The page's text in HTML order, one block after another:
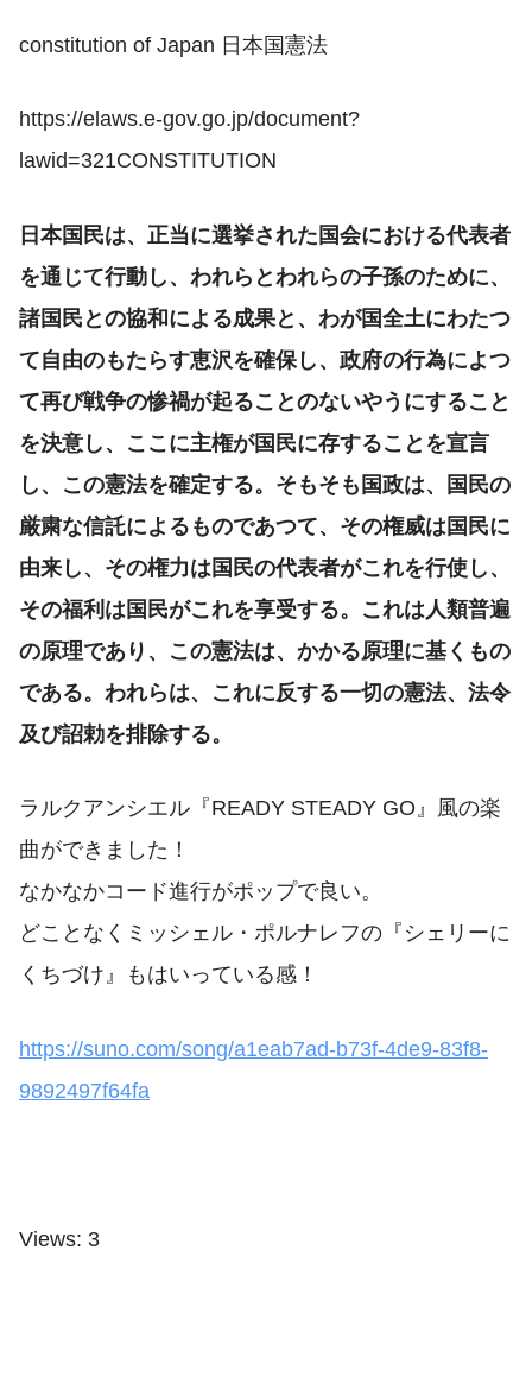
constitution of Japan 日本国憲法
https://elaws.e-gov.go.jp/document?
lawid=321CONSTITUTION
日本国民は、正当に選挙された国会における代表者
を通じて行動し、われらとわれらの子孫のために、
諸国民との協和による成果と、わが国全土にわたつ
て自由のもたらす恵沢を確保し、政府の行為によつ
て再び戦争の惨禍が起ることのないやうにすること
を決意し、ここに主権が国民に存することを宣言
し、この憲法を確定する。そもそも国政は、国民の
厳粛な信託によるものであつて、その権威は国民に
由来し、その権力は国民の代表者がこれを行使し、
その福利は国民がこれを享受する。これは人類普遍
の原理であり、この憲法は、かかる原理に基くもの
である。われらは、これに反する一切の憲法、法令
及び詔勅を排除する。
ラルクアンシエル『READY STEADY GO』風の楽
曲ができました！
なかなかコード進行がポップで良い。
どことなくミッシェル・ポルナレフの『シェリーに
くちづけ』もはいっている感！
https://suno.com/song/a1eab7ad-b73f-4de9-83f8-
9892497f64fa
Views: 3